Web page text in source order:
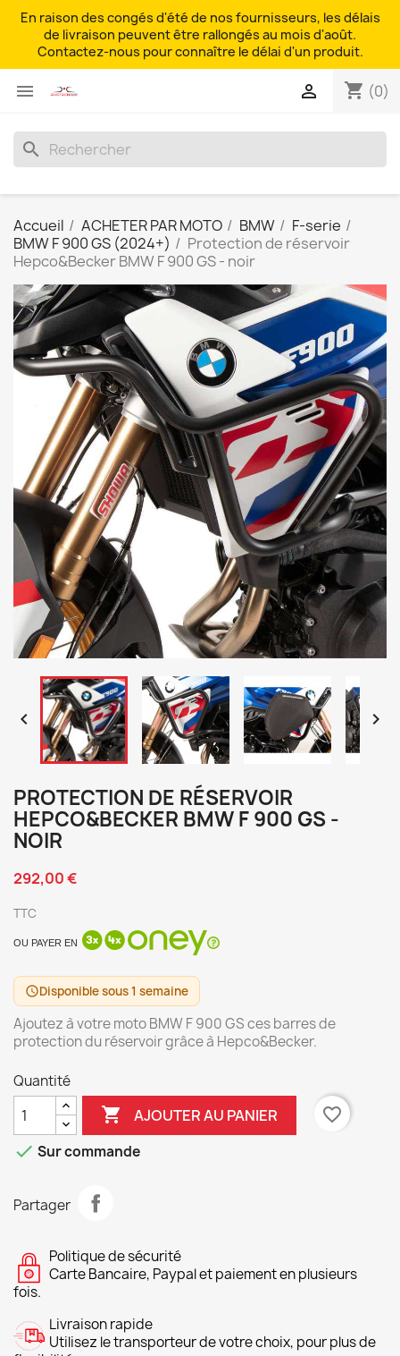
En raison des congés d'été de nos fournisseurs, les délais
de livraison peuvent être rallongés au mois d'août.
Contactez-nous pour connaître le délai d'un produit.
 shopping_cart (0)

search
Accueil ACHETER PAR MOTO BMW
F-serie
BMW F 900 GS (2024+)
Protection de réservoir
Hepco&Becker BMW F 900 GS - noir
 
PROTECTION DE RÉSERVOIR
HEPCO&BECKER BMW F 900 GS -
NOIR
292,00 €
TTC
OU PAYER EN
scheduleDisponible sous 1 semaine
Ajoutez à votre moto BMW F 900 GS ces barres de
protection du réservoir grâce à Hepco&Becker.
Quantité
 AJOUTER AU PANIER
favorite_border
 Sur commande
Partager
Politique de sécurité
Carte Bancaire, Paypal et paiement en plusieurs
fois.
Livraison rapide
Utilisez le transporteur de votre choix, pour plus de